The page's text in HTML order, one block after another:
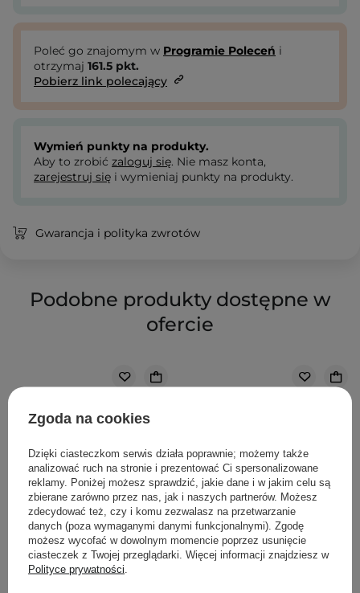
Poleć go znajomym w Programie Poleceń i
otrzymaj 161.5 pkt.
Pobierz link polecający
Wymień punkty na produkty.
Aby to zrobić zaloguj się. Nie masz konta,
zarejestruj się i wymieniaj punkty na produkty.
Gwarancja i polityka zwrotów
Podobne produkty dostępne w
ofercie
Zgoda na cookies
Dzięki ciasteczkom serwis działa poprawnie; możemy także
analizować ruch na stronie i prezentować Ci spersonalizowane
reklamy. Poniżej możesz sprawdzić, jakie dane i w jakim celu są
zbierane zarówno przez nas, jak i naszych partnerów. Możesz
zdecydować też, czy i komu zezwalasz na przetwarzanie
danych (poza wymaganymi danymi funkcjonalnymi). Zgodę
możesz wycofać w dowolnym momencie poprzez usunięcie
ciasteczek z Twojej przeglądarki. Więcej informacji znajdziesz w
Polityce prywatności